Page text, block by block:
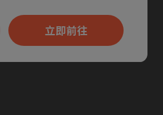
腾漫App免费看
App阅读，可打开App新用
户7天免费看立即前往